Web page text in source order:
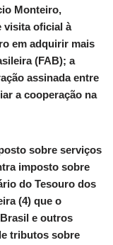
Monteiro,
visita oficial à
em adquirir mais
(FAB); a
assinada entre
a cooperação na
sobre serviços
imposto sobre
do Tesouro dos
(4) que o
e outros
tributos sobre